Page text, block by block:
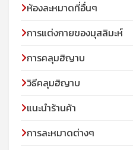
ห้องละหมาดที่อื่นๆ
การแต่งกายของมุสลิมะห์
การคลุมฮิญาบ
วิธีคลุมฮิญาบ
แนะนำร้านค้า
การละหมาดต่างๆ